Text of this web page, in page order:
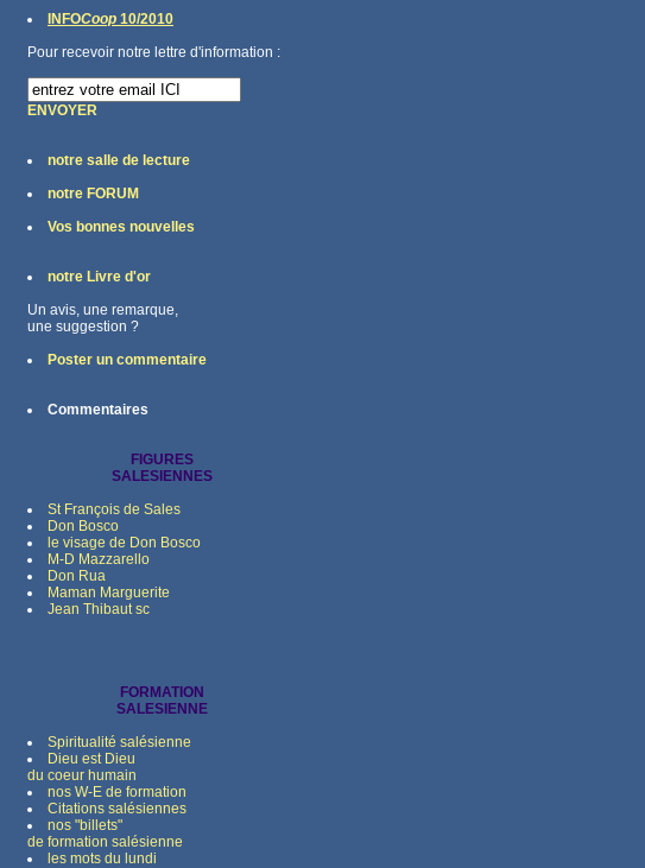
INFOCoop 10/2010
Pour recevoir notre lettre d'information :
ENVOYER
notre salle de lecture
notre FORUM
Vos bonnes nouvelles
notre Livre d'or
Un avis, une remarque,
une suggestion ?
Poster un commentaire
Commentaires
FIGURES
SALESIENNES
St François de Sales
Don Bosco
le visage de Don Bosco
M-D Mazzarello
Don Rua
Maman Marguerite
Jean Thibaut sc
FORMATION
SALESIENNE
Spiritualité salésienne
Dieu est Dieu
du coeur humain
nos W-E de formation
Citations salésiennes
nos "billets"
de formation salésienne
les mots du lundi